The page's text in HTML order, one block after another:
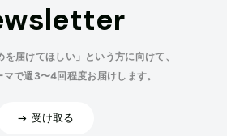
を届けてほしい」という方に向けて、
マで週3〜4回程度お届けします。
受け取る